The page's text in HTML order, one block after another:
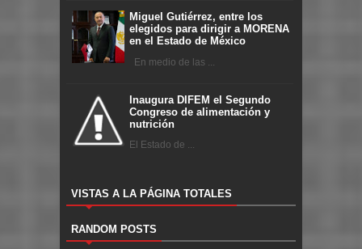
Miguel Gutiérrez, entre los
elegidos para dirigir a MORENA
en el Estado de México
En medio de las ...
Inaugura DIFEM el Segundo
Congreso de alimentación y
nutrición
El Estado de ...
VISTAS A LA PÁGINA TOTALES
RANDOM POSTS